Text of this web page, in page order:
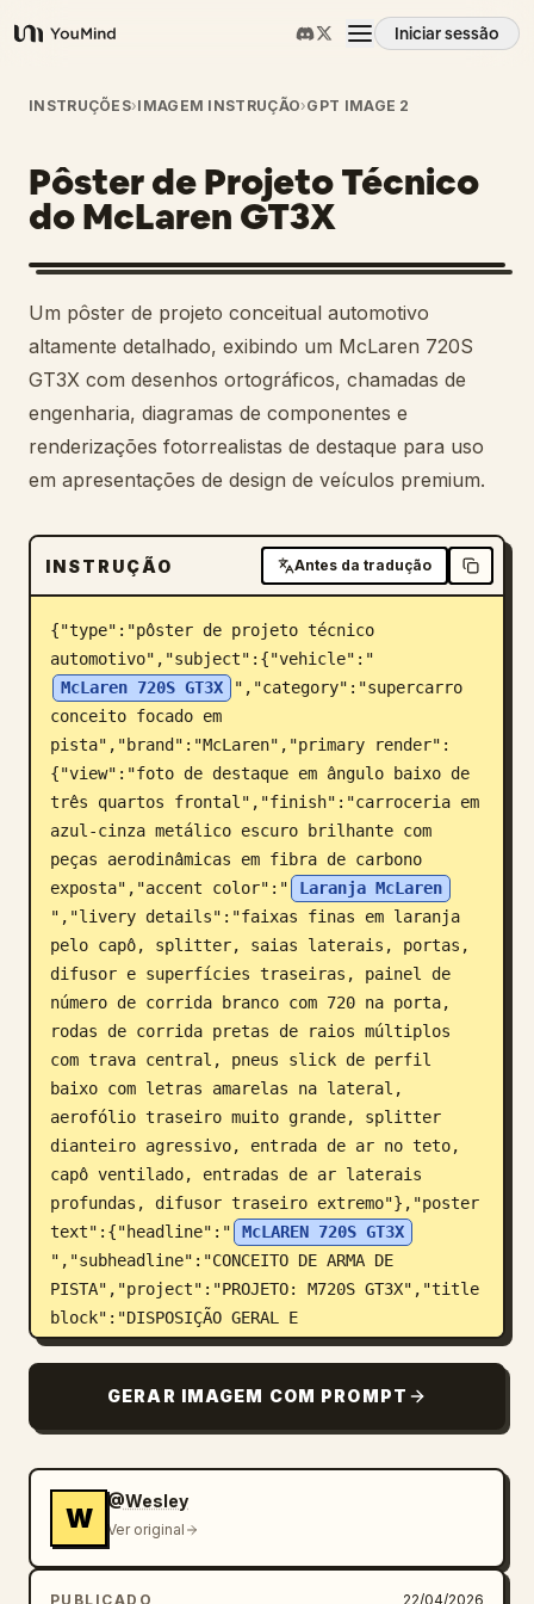
YouMind
Iniciar sessão
Visão geral
Casos de uso
Habilidades
Prompts
Preços
Transferir
Blogue
Atualizações
INSTRUÇÕES›IMAGEM INSTRUÇÃO›GPT IMAGE 2
Pôster de Projeto Técnico
do McLaren GT3X
Um pôster de projeto conceitual automotivo
altamente detalhado, exibindo um McLaren 720S
GT3X com desenhos ortográficos, chamadas de
engenharia, diagramas de componentes e
renderizações fotorrealistas de destaque para uso
em apresentações de design de veículos premium.
INSTRUÇÃO Antes da tradução
{"type":"pôster de projeto técnico
automotivo","subject":{"vehicle":"
McLaren 720S GT3X
","category":"supercarro
conceito focado em
pista","brand":"McLaren","primary render":
{"view":"foto de destaque em ângulo baixo de
três quartos frontal","finish":"carroceria em
azul-cinza metálico escuro brilhante com
peças aerodinâmicas em fibra de carbono
exposta","accent color":"
Laranja McLaren
","livery details":"faixas finas em laranja
pelo capô, splitter, saias laterais, portas,
difusor e superfícies traseiras, painel de
número de corrida branco com 720 na porta,
rodas de corrida pretas de raios múltiplos
com trava central, pneus slick de perfil
baixo com letras amarelas na lateral,
aerofólio traseiro muito grande, splitter
dianteiro agressivo, entrada de ar no teto,
capô ventilado, entradas de ar laterais
profundas, difusor traseiro extremo"},"poster
text":{"headline":"
McLAREN 720S GT3X
","subheadline":"CONCEITO DE ARMA DE
PISTA","project":"PROJETO: M720S GT3X","title
block":"DISPOSIÇÃO GERAL E
CONCEITO"},"palette":{"background":"papel de
esboço em lápis e tinta azul-
cinza","text":"cinza carvão e
destaque em laranja"}},"layout":
{"style":"painel de apresentação de
engenharia limpo com fundo de grade, chamadas
técnicas, setas de dimensão, caixas de seção
GERAR IMAGEM COM PROMPT
W
@Wesley
Ver original
PUBLICADO 22/04/2026